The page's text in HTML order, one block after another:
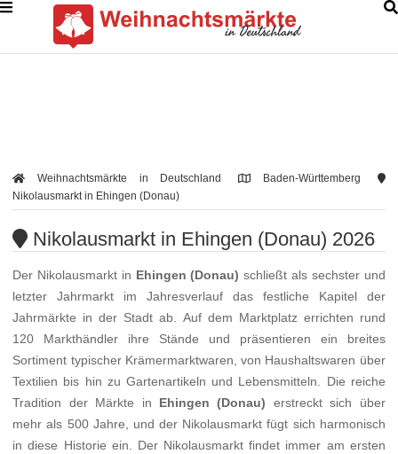
Weihnachtsmärkte in Deutschland
Baden-Württemberg
Nikolausmarkt in Ehingen (Donau)
Nikolausmarkt in Ehingen (Donau) 2026
Der Nikolausmarkt in Ehingen (Donau) schließt als sechster und
letzter Jahrmarkt im Jahresverlauf das festliche Kapitel der
Jahrmärkte in der Stadt ab. Auf dem Marktplatz errichten rund
120 Markthändler ihre Stände und präsentieren ein breites
Sortiment typischer Krämermarktwaren, von Haushaltswaren über
Textilien bis hin zu Gartenartikeln und Lebensmitteln. Die reiche
Tradition der Märkte in Ehingen (Donau) erstreckt sich über
mehr als 500 Jahre, und der Nikolausmarkt fügt sich harmonisch
in diese Historie ein. Der Nikolausmarkt findet immer am ersten